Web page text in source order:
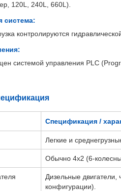
120L, 240L, 660L).
система:
контролируются
системой управления PLC
Спецификация /
Легкие и
Обычно 4х2 (6-
Дизельные
конфигурации).